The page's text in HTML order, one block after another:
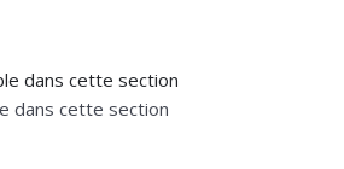
dans cette section